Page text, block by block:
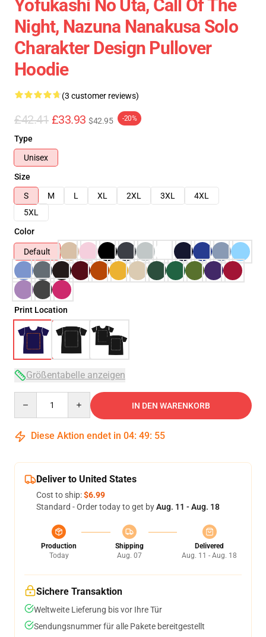
Yofukashi No Uta, Call Of The
Night, Nazuna Nanakusa Solo
Charakter Design Pullover
Hoodie
(3 customer reviews)
£42.41 £33.93 $42.95 -20%
Type
Unisex
Size
S
M L XL 2XL 3XL
4XL
5XL
Color
Default
Print Location
Größentabelle anzeigen
IN DEN WARENKORB
Diese Aktion endet in 04: 49: 54
Deliver to United States
Cost to ship:$6.99
Standard - Order today to get byAug. 11 - Aug. 18
Production
Today
Shipping
Aug. 07
Delivered
Aug. 11 - Aug. 18
Sichere Transaktion
Weltweite Lieferung bis vor Ihre Tür
Sendungsnummer für alle Pakete bereitgestellt